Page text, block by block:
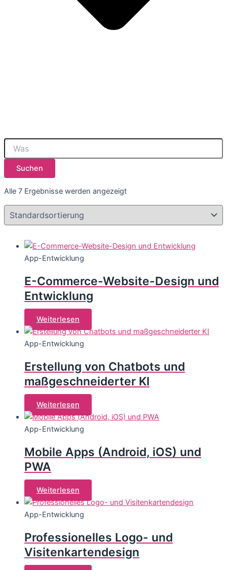
Suchen
Alle 7 Ergebnisse werden angezeigt
App-Entwicklung
E-Commerce-Website-Design und
Entwicklung
Weiterlesen
App-Entwicklung
Erstellung von Chatbots und
maßgeschneiderter KI
Weiterlesen
App-Entwicklung
Mobile Apps (Android, iOS) und
PWA
Weiterlesen
App-Entwicklung
Professionelles Logo- und
Visitenkartendesign